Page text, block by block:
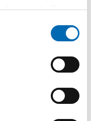
Nutzung der Dienste
möglich
nach Bedarf kürzen
zum Spannen und